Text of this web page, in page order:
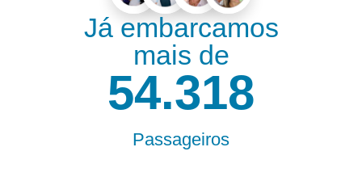
Já embarcamos
mais de
Passageiros
55.000